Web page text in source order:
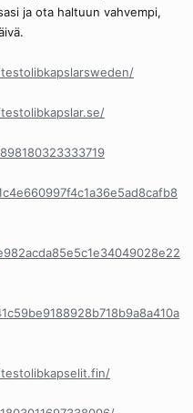
ja ota haltuun vahvempi,